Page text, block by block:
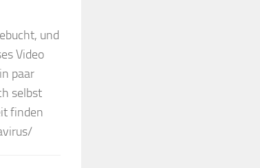
und
Video
paar
selbst
finden